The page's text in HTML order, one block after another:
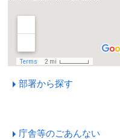
部署から探す
庁舎等のごあんない